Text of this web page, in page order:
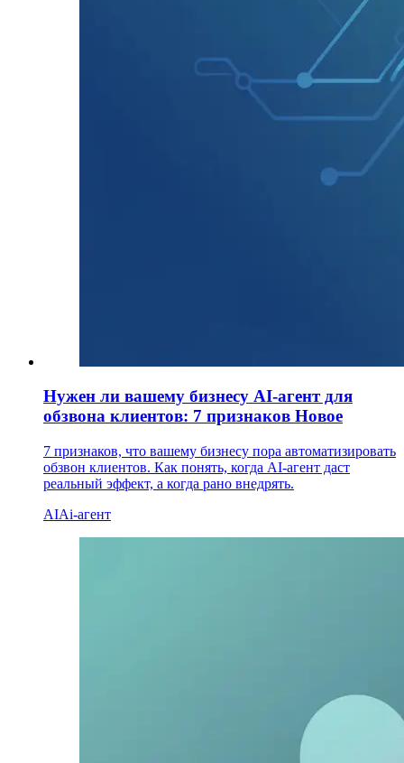
Нужен ли вашему бизнесу AI-агент для
обзвона клиентов: 7 признаков Новое
7 признаков, что вашему бизнесу пора автоматизировать
обзвон клиентов. Как понять, когда AI-агент даст
реальный эффект, а когда рано внедрять.
AIAi-агент